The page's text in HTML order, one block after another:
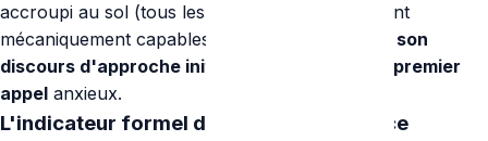
accroupi au sol (tous les furets puissants en sont
mécaniquement capables). Il se caractérise par son
discours d'approche initial lors de votre tout premier
appel anxieux.
L'indicateur formel d'une ligne d'urgence